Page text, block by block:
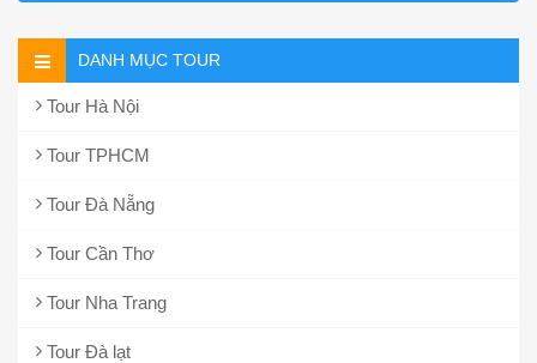
DANH MỤC TOUR
Tour Hà Nội
Tour TPHCM
Tour Đà Nẵng
Tour Cần Thơ
Tour Nha Trang
Tour Đà lạt